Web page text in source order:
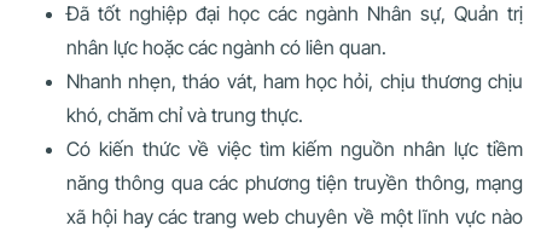
Đã tốt nghiệp đại học các ngành Nhân sự, Quản trị
nhân lực hoặc các ngành có liên quan.
Nhanh nhẹn, tháo vát, ham học hỏi, chịu thương chịu
khó, chăm chỉ và trung thực.
Có kiến thức về việc tìm kiếm nguồn nhân lực tiềm
năng thông qua các phương tiện truyền thông, mạng
xã hội hay các trang web chuyên về một lĩnh vực nào